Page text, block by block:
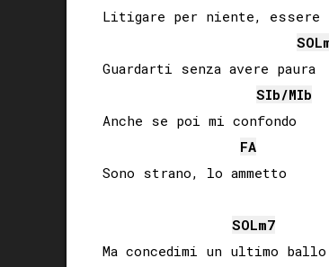
Litigare per niente, essere
SOL
Guardarti senza avere paura
SIb/MIb
Anche se poi mi confondo
FA
Sono strano, lo ammetto
SOLm7
Ma concedimi un ultimo ballo